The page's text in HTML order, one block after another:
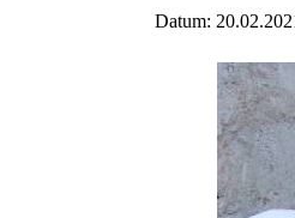
Datum: